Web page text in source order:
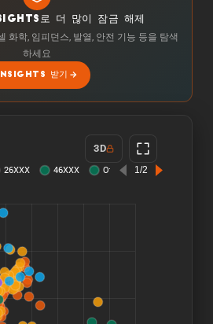
로 더 많이 잠금 해제
화학, 임피던스, 발열, 안전 기능 등을 탐색
하세요
INSIGHTS 받기
3D